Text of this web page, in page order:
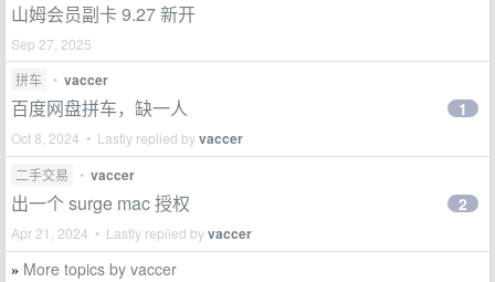
山姆会员副卡 9.27 新开
Sep 27, 2025
拼车
• vaccer
百度网盘拼车，缺一人
Oct 8, 2024 • Lastly replied byvaccer
1
二手交易 • vaccer
出一个 surge mac 授权
Apr 21, 2024 • Lastly replied byvaccer
2
» More topics by vaccer